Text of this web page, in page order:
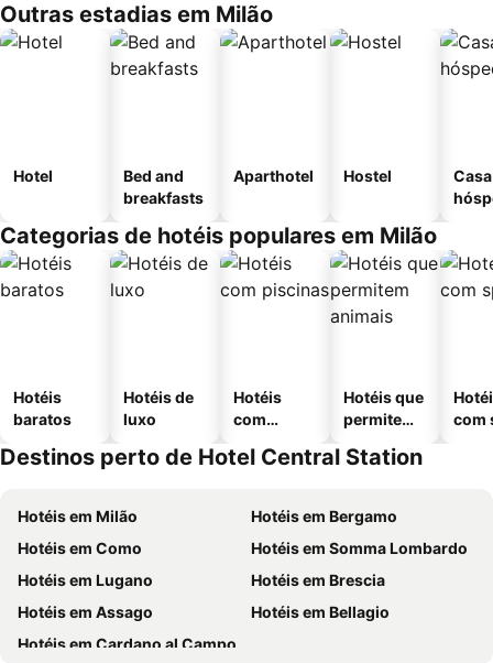
Outras estadias em Milão
Hotel
Bed and
breakfasts
Aparthotel Hostel
Categorias de hotéis populares em Milão
Hotéis
baratos
Hotéis de
luxo
Hotéis
com
Hotéis que
permitem
com
Destinos perto de Hotel Central Station
Hotéis em Milão
Hotéis em Bergamo
Hotéis em Como
Hotéis em Somma Lombardo
Hotéis em Lugano
Hotéis em Brescia
Hotéis em Assago
Hotéis em Bellagio
Hotéis em Cardano al Campo